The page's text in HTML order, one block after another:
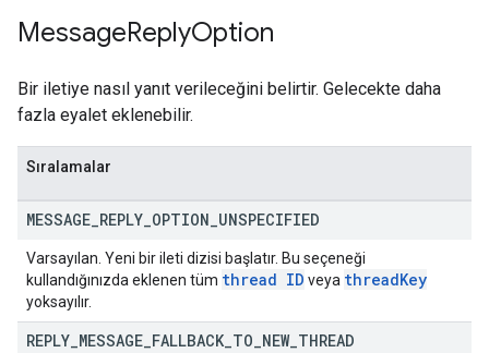
MessageReplyOption
Bir iletiye nasıl yanıt verileceğini belirtir. Gelecekte daha
fazla eyalet eklenebilir.
Sıralamalar
MESSAGE REPLY OPTION UNSPECIFIED
Varsayılan. Yeni bir ileti dizisi başlatır. Bu seçeneği
kullandığınızda eklenen tüm thread ID veya threadKey
yoksayılır.
REPLY MESSAGE FALLBACK TO NEW_ THREAD